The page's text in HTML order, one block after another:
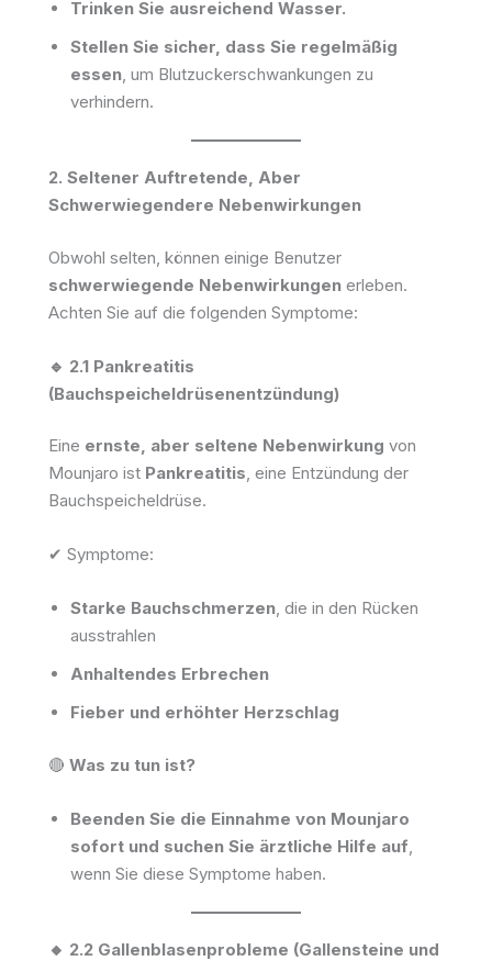
Trinken Sie ausreichend Wasser.
Stellen Sie sicher, dass Sie regelmäßig
essen , um Blutzuckerschwankungen zu
verhindern.
2. Seltener Auftretende, Aber
Schwerwiegendere Nebenwirkungen
Obwohl selten, können einige Benutzer
schwerwiegende Nebenwirkungen erleben.
Achten Sie auf die folgenden Symptome:
🔹 2.1 Pankreatitis
(Bauchspeicheldrüsenentzündung)
Eine ernste, aber seltene Nebenwirkung von
Mounjaro ist Pankreatitis, eine Entzündung der
Bauchspeicheldrüse.
✔ Symptome:
Starke Bauchschmerzen, die in den Rücken
ausstrahlen
Anhaltendes Erbrechen
Fieber und erhöhter Herzschlag
🔴 Was zu tun ist?
Beenden Sie die Einnahme von Mounjaro
sofort und suchen Sie ärztliche Hilfe auf
wenn Sie diese Symptome haben.
🔸 2.2 Gallenblasenprobleme (Gallensteine und